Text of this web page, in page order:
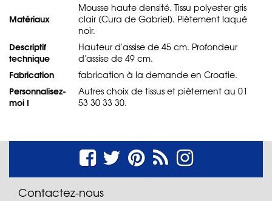
Matériaux
Mousse haute densité. Tissu polyester gris
clair (Cura de Gabriel). Piètement laqué
noir.
Descriptif
technique
Hauteur d'assise de 45 cm. Profondeur
d'assise de 49 cm.
Fabrication fabrication à la demande en Croatie.
Personnalisez-
moi !
Autres choix de tissus et piètement au 01
53 30 33 30.
Contactez-nous